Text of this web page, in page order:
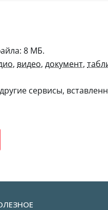
8 МБ.
, видео, документ,
сервисы,